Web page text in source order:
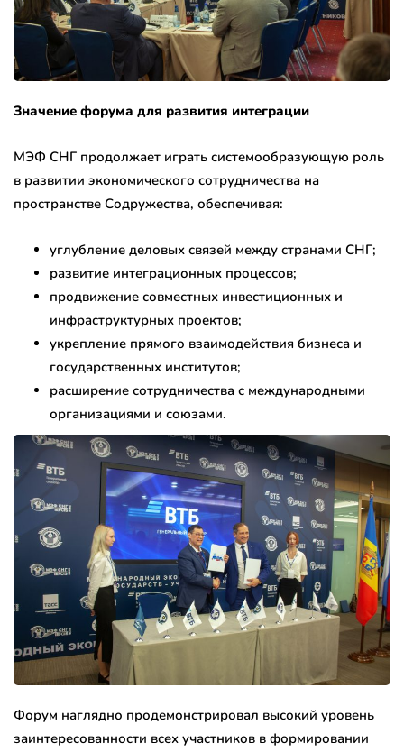
Значение форума для развития интеграции
МЭФ СНГ продолжает играть системообразующую роль
в развитии экономического сотрудничества на
пространстве Содружества, обеспечивая:
углубление деловых связей между странами СНГ;
развитие интеграционных процессов;
продвижение совместных инвестиционных и
инфраструктурных проектов;
укрепление прямого взаимодействия бизнеса и
государственных институтов;
расширение сотрудничества с международными
организациями и союзами.
Форум наглядно продемонстрировал высокий уровень
заинтересованности всех участников в формировании